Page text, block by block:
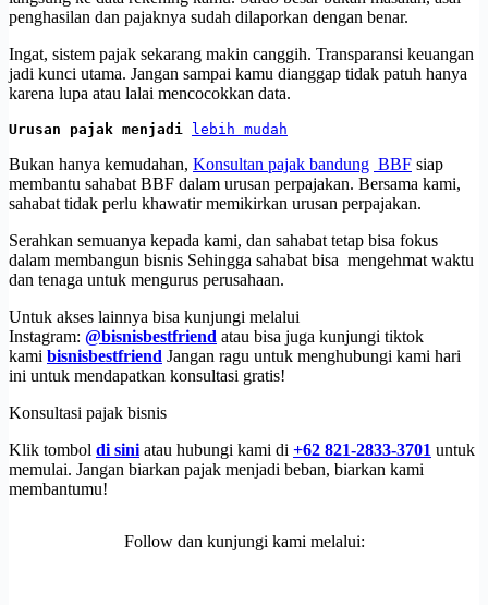
penghasilan dan pajaknya sudah dilaporkan dengan benar.
Ingat, sistem pajak sekarang makin canggih. Transparansi keuangan
jadi kunci utama. Jangan sampai kamu dianggap tidak patuh hanya
karena lupa atau lalai mencocokkan data.
Urusan pajak menjadi lebih mudah
Bukan hanya kemudahan, Konsultan pajak bandung BBF siap
membantu sahabat BBF dalam urusan perpajakan. Bersama kami,
sahabat tidak perlu khawatir memikirkan urusan perpajakan.
Serahkan semuanya kepada kami, dan sahabat tetap bisa fokus
dalam membangun bisnis Sehingga sahabat bisa mengehmat waktu
dan tenaga untuk mengurus perusahaan.
Untuk akses lainnya bisa kunjungi melalui
Instagram: @bisnisbestfriend atau bisa juga kunjungi tiktok
kami bisnisbestfriend Jangan ragu untuk menghubungi kami hari
ini untuk mendapatkan konsultasi gratis!
Konsultasi pajak bisnis
Klik tombol di sini atau hubungi kami di +62 821-2833-3701 untuk
memulai. Jangan biarkan pajak menjadi beban, biarkan kami
membantumu!
Follow dan kunjungi kami melalui: